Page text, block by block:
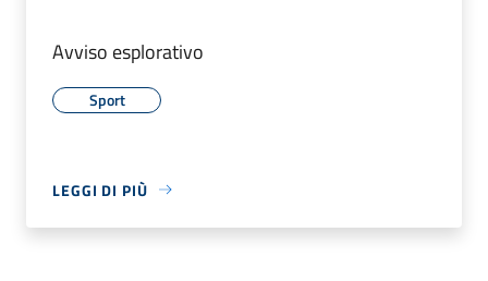
Avviso esplorativo
Sport
LEGGI DI PIÙ